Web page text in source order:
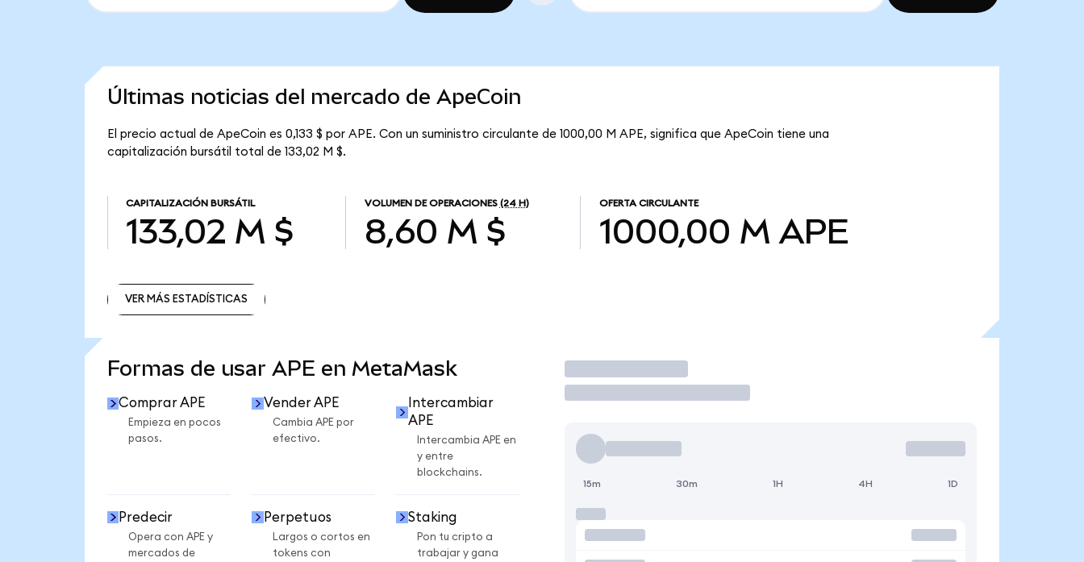
Últimas noticias del mercado de ApeCoin
El precio actual de ApeCoin es 0,133 $ por APE. Con un suministro circulante de 1000,00 M APE, significa que ApeCoin tiene una
capitalización bursátil total de 133,02 M $.
CAPITALIZACIÓN BURSÁTIL
133,02 M $
VOLUMEN DE OPERACIONES (24 H)
8,60 M $
OFERTA CIRCULANTE
1000,00 M APE
VER MÁS ESTADÍSTICAS
Formas de usar APE en MetaMask
Comprar APE
Empieza en pocos
pasos.
Vender APE
Cambia APE por
efectivo.
Intercambiar
APE
Intercambia APE en
y entre
blockchains.
Predecir
Opera con APE y
mercados de
Perpetuos
Largos o cortos en
tokens con
Staking
Pon tu cripto a
trabajar y gana
Operar
15m 30m 1H 4H 1D